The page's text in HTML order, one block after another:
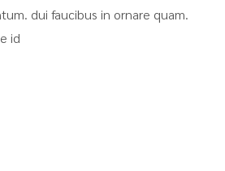
dui faucibus in ornare quam.
id